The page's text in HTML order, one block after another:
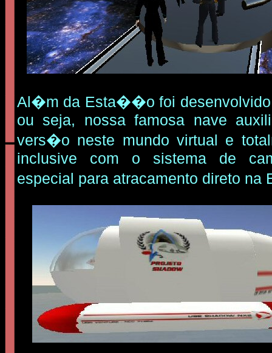
Al�m da Esta��o foi desenvolvido
ou seja, nossa famosa nave
vers�o neste mundo virtual e
inclusive com o sistema de
especial para atracamento direto